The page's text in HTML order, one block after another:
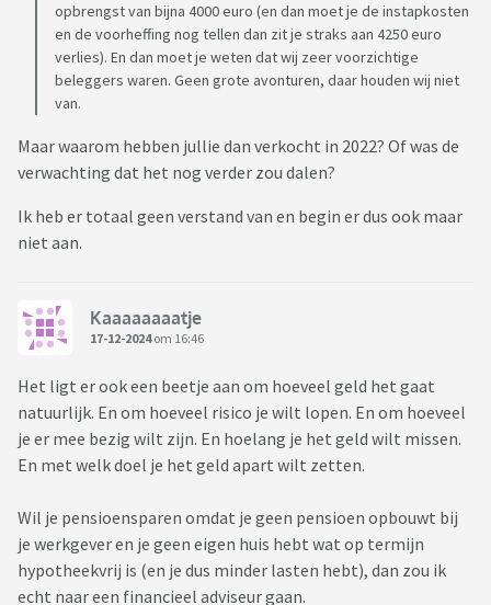
opbrengst van bijna 4000 euro (en dan moet je de instapkosten
en de voorheffing nog tellen dan zit je straks aan 4250 euro
verlies). En dan moet je weten dat wij zeer voorzichtige
beleggers waren. Geen grote avonturen, daar houden wij niet
van.
Maar waarom hebben jullie dan verkocht in 2022? Of was de
verwachting dat het nog verder zou dalen?
Ik heb er totaal geen verstand van en begin er dus ook maar
niet aan.
Kaaaaaaaatje
17-12-2024om 16:46
Het ligt er ook een beetje aan om hoeveel geld het gaat
natuurlijk. En om hoeveel risico je wilt lopen. En om hoeveel
je er mee bezig wilt zijn. En hoelang je het geld wilt missen.
En met welk doel je het geld apart wilt zetten.
Wil je pensioensparen omdat je geen pensioen opbouwt bij
je werkgever en je geen eigen huis hebt wat op termijn
hypotheekvrij is (en je dus minder lasten hebt), dan zou ik
echt naar een financieel adviseur gaan.